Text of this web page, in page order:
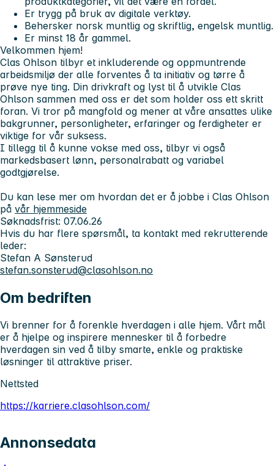
Er trygg på bruk av digitale verktøy.
Behersker norsk muntlig og skriftlig, engelsk muntlig.
Er minst 18 år gammel.
Velkommen hjem!
Clas Ohlson tilbyr et inkluderende og oppmuntrende
arbeidsmiljø der alle forventes å ta initiativ og tørre å
prøve nye ting. Din drivkraft og lyst til å utvikle Clas
Ohlson sammen med oss er det som holder oss ett skritt
foran. Vi tror på mangfold og mener at våre ansattes ulike
bakgrunner, personligheter, erfaringer og ferdigheter er
viktige for vår suksess.
I tillegg til å kunne vokse med oss, tilbyr vi også
markedsbasert lønn, personalrabatt og variabel
godtgjørelse.
Du kan lese mer om hvordan det er å jobbe i Clas Ohlson
på vår hjemmeside
Søknadsfrist: 07.06.26
Hvis du har flere spørsmål, ta kontakt med rekrutterende
leder:
Stefan A Sønsterud
stefan.sonsterud@clasohlson.no
Om bedriften
Vi brenner for å forenkle hverdagen i alle hjem. Vårt mål
er å hjelpe og inspirere mennesker til å forbedre
hverdagen sin ved å tilby smarte, enkle og praktiske
løsninger til attraktive priser.
Nettsted
https://karriere.clasohlson.com/
Annonsedata